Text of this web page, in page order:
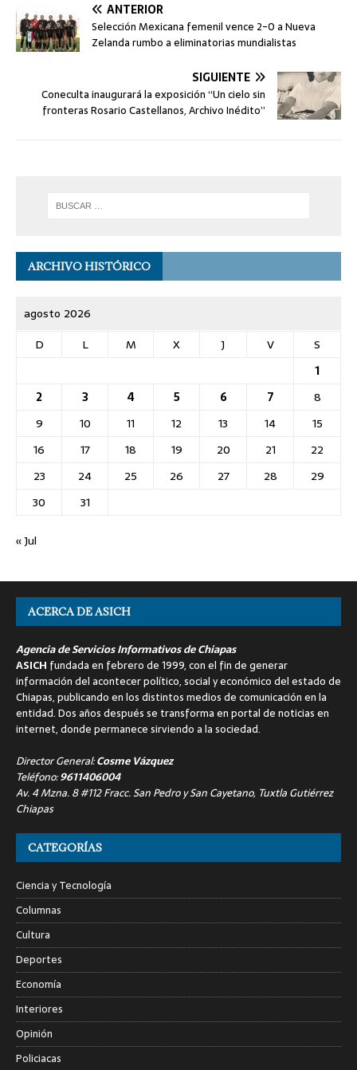
ANTERIOR
Selección Mexicana femenil vence 2-0 a Nueva
Zelanda rumbo a eliminatorias mundialistas
SIGUIENTE
Coneculta inaugurará la exposición “Un cielo sin
fronteras Rosario Castellanos, Archivo Inédito”
ARCHIVO HISTÓRICO
agosto 2026
D
L M X J V
S
1
2
3 4 5 6 7
8
9
10 11 12 13 14
15
16
17 18 19 20 21
22
23
24 25 26 27 28
29
30
31
« Jul
ACERCA DE ASICH
Agencia de Servicios Informativos de Chiapas
ASICH fundada en febrero de 1999, con el fin de generar
información del acontecer político, social y económico del estado de
Chiapas, publicando en los distintos medios de comunicación en la
entidad. Dos años después se transforma en portal de noticias en
internet, donde permanece sirviendo a la sociedad.
Director General:Cosme Vázquez
Teléfono:9611406004
Av. 4 Mzna. 8 #112 Fracc. San Pedro y San Cayetano, Tuxtla Gutiérrez
Chiapas
CATEGORÍAS
Ciencia y Tecnología
Columnas
Cultura
Deportes
Economía
Interiores
Opinión
Policiacas